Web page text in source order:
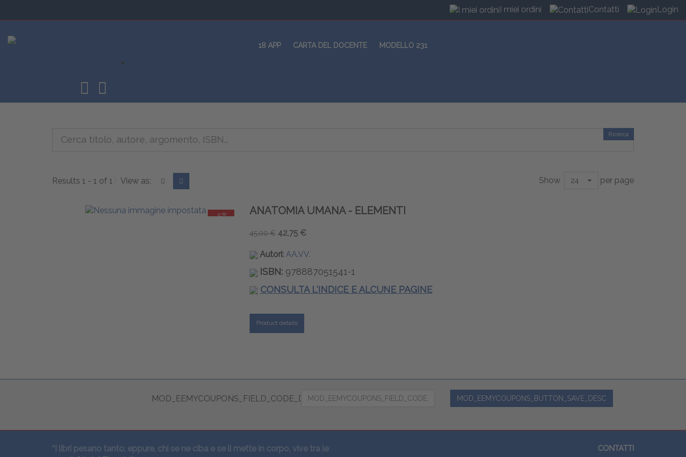
I miei ordini Contatti Login
18 APP CARTA DEL DOCENTE MODELLO 231
Ricerca
Results 1 - 1 of 1 View as: Show 24 per page
-5% ANATOMIA UMANA - ELEMENTI
45,00 € 42,75 €
Autori: AA.VV.
ISBN:978887051541-1
CONSULTA L'INDICE E ALCUNE PAGINE
Product details
MOD_EEMYCOUPONS_FIELD_CODE_DESC MOD_EEMYCOUPONS_BUTTON_SAVE_DESC
“I libri pesano tanto: eppure, chi se ne ciba e se li mette in corpo, vive tra le
CONTATTI